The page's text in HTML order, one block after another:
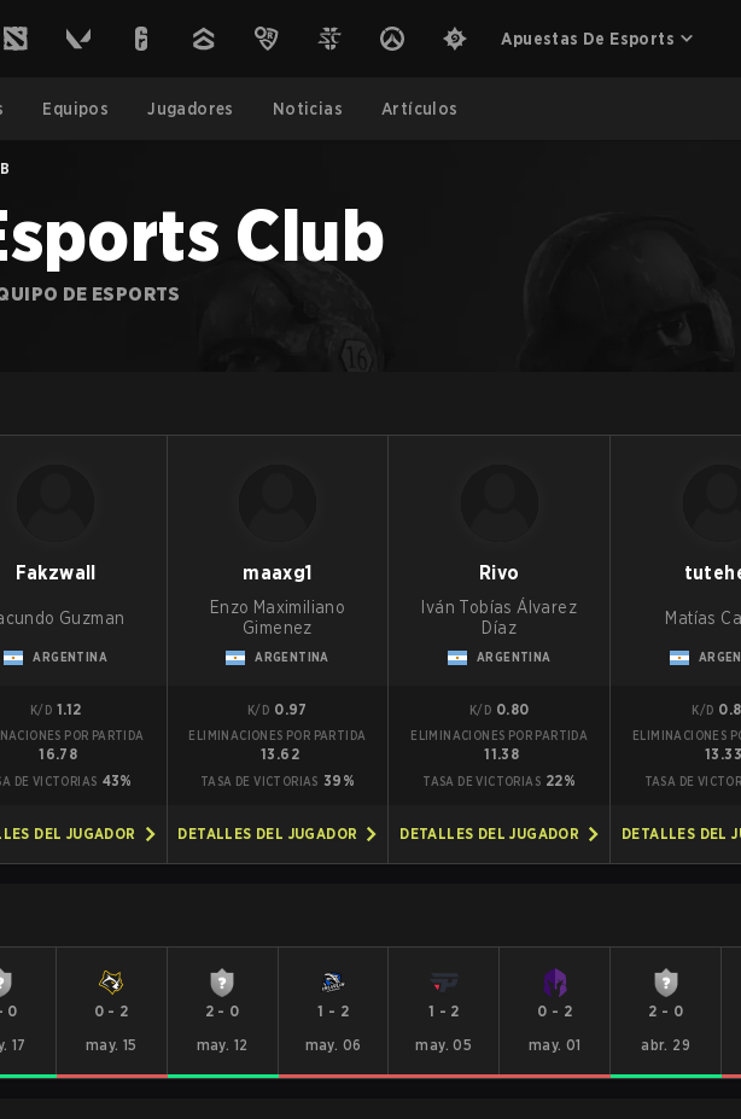
Apuestas De Esports
Equipos Jugadores Noticias Artículos
Club
DE ESPORTS
Fakzwall
Guzman
ARGENTINA
K/D 1.12
POR PARTIDA
16.78
DE VICTORIAS 43%
DEL JUGADOR
maaxg1
Enzo Maximiliano
Gimenez
ARGENTINA
K/D 0.97
ELIMINACIONES POR PARTIDA
13.62
TASA DE VICTORIAS 39%
DETALLES DEL JUGADOR
Rivo
Iván Tobías Álvarez
Díaz
ARGENTINA
K/D 0.80
ELIMINACIONES POR PARTIDA
11.38
TASA DE VICTORIAS 22%
DETALLES DEL JUGADOR
Matías
K/D
ELIMINACIONES
TASA DE
DETALLES DEL
0
17
0 - 2
may. 15
2- 0
may. 12
1 - 2
may. 06
1 - 2
may. 05
0 - 2
may. 01
2 - 0
abr. 29